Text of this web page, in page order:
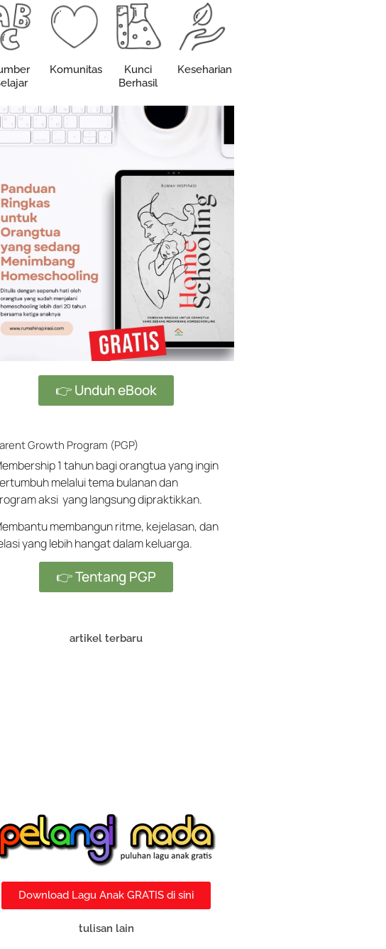
Komunitas
Kunci
Berhasil
Keseharian
👉 Unduh eBook
Growth Program (PGP)
1 tahun bagi orangtua yang ingin
melalui tema bulanan dan
aksi yang langsung dipraktikkan.
membangun ritme, kejelasan, dan
yang lebih hangat dalam keluarga.
👉 Tentang PGP
artikel terbaru
Download Lagu Anak GRATIS di sini
tulisan lain